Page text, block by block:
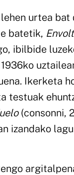
urtea
batetik,
ibilbide
Ikerketa
testuak
(consonni,
izandako